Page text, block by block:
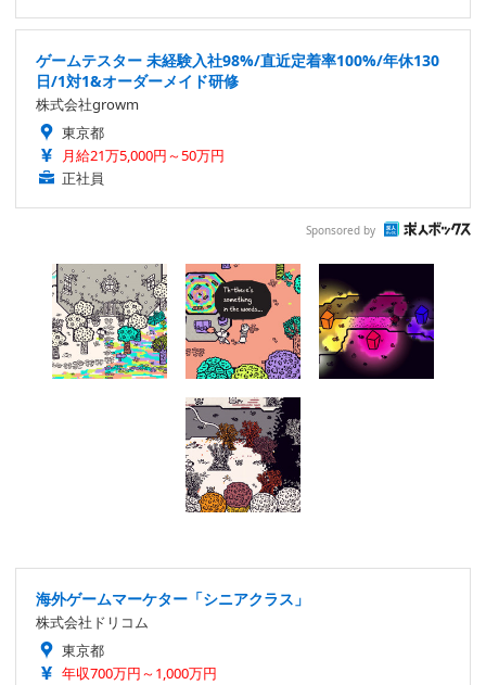
ゲームテスター 未経験入社98%/直近定着率100%/年休130
日/1対1&オーダーメイド研修
株式会社growm
東京都
月給21万5,000円～50万円
正社員
Sponsored by
海外ゲームマーケター「シニアクラス」
株式会社ドリコム
東京都
年収700万円～1,000万円